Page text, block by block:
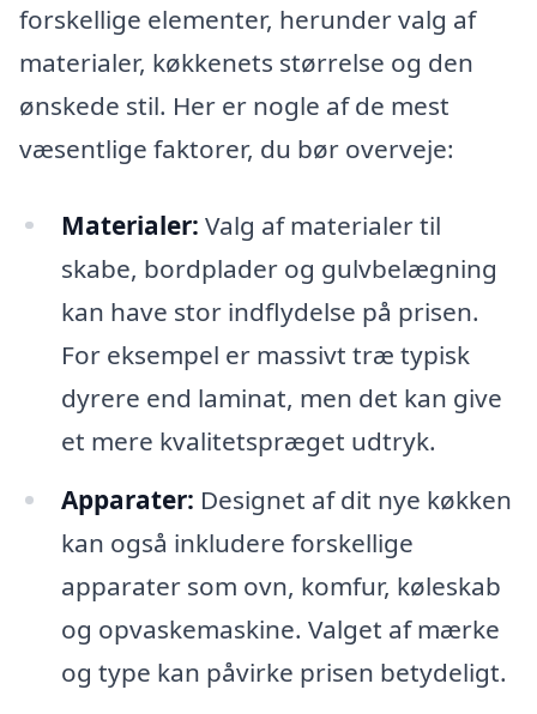
forskellige elementer, herunder valg af
materialer, køkkenets størrelse og den
ønskede stil. Her er nogle af de mest
væsentlige faktorer, du bør overveje:
Materialer: Valg af materialer til
skabe, bordplader og gulvbelægning
kan have stor indflydelse på prisen.
For eksempel er massivt træ typisk
dyrere end laminat, men det kan give
et mere kvalitetspræget udtryk.
Apparater: Designet af dit nye køkken
kan også inkludere forskellige
apparater som ovn, komfur, køleskab
og opvaskemaskine. Valget af mærke
og type kan påvirke prisen betydeligt.